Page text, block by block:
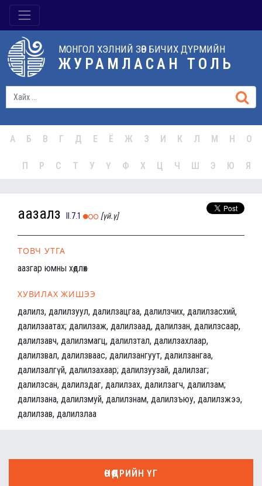
МОНГОЛ ХЭЛНИЙ ЗӨВ БИЧИХ ДҮРМИЙН
ЖУРАМЛАСАН ТОЛЬ
А Б В Г Д Е Ё Ж З И К Л М Н О
П Р С Т У Ү Ф Х Ц Ч Ш Э Ю Я
аазалз II.7.1 [үй.ү]
ТОВЧ УТГА
аазгар юмны хөдлөх
ХУВИЛАХ ЖИШЭЭ
далилз, далилзуул, далилзацгаа, далилзчих, далилзасхий,
далилзаатах; далилзаж, далилзаад, далилзан, далилзсаар,
далилзавч, далилзмагц, далилзтал, далилзахлаар,
далилзвал, далилзваас, далилзангуут, далилзангаа,
далилзалгүй, далилзахаар; далилзуузай, далилзаг;
далилзсан, далилздаг, далилзах, далилзагч, далилзам;
далилзана, далилзмуй, далилзнам, далилзъюу, далилзжээ,
далилзав, далилзлаа
ӨНӨӨДРИЙН ҮГ